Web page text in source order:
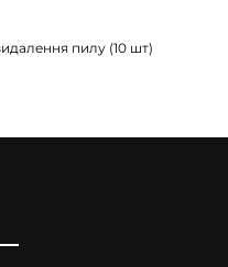
пилу (10 шт)